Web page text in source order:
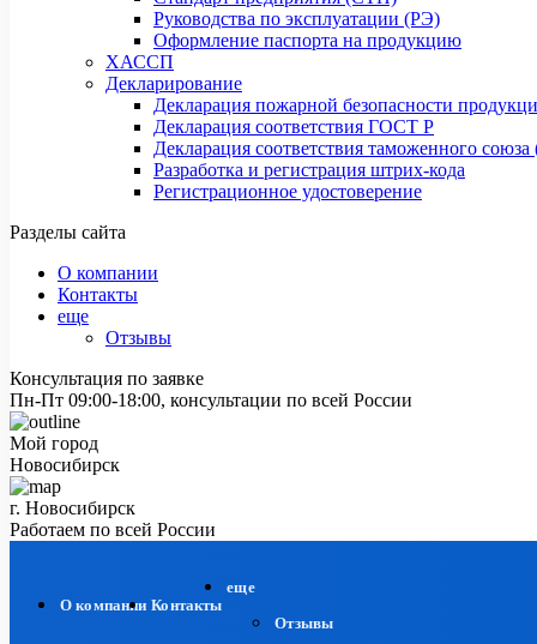
Руководства по эксплуатации (РЭ)
Оформление паспорта на продукцию
ХАССП
Декларирование
Декларация пожарной безопасности
Декларация соответствия ГОСТ Р
Декларация соответствия таможенного
Разработка и регистрация штрих-кода
Регистрационное удостоверение
Разделы сайта
О компании
Контакты
еще
Отзывы
Консультация по заявке
Пн-Пт 09:00-18:00, консультации по всей России
Мой город
Новосибирск
г. Новосибирск
Работаем по всей России
О компании Контакты
еще
Отзывы